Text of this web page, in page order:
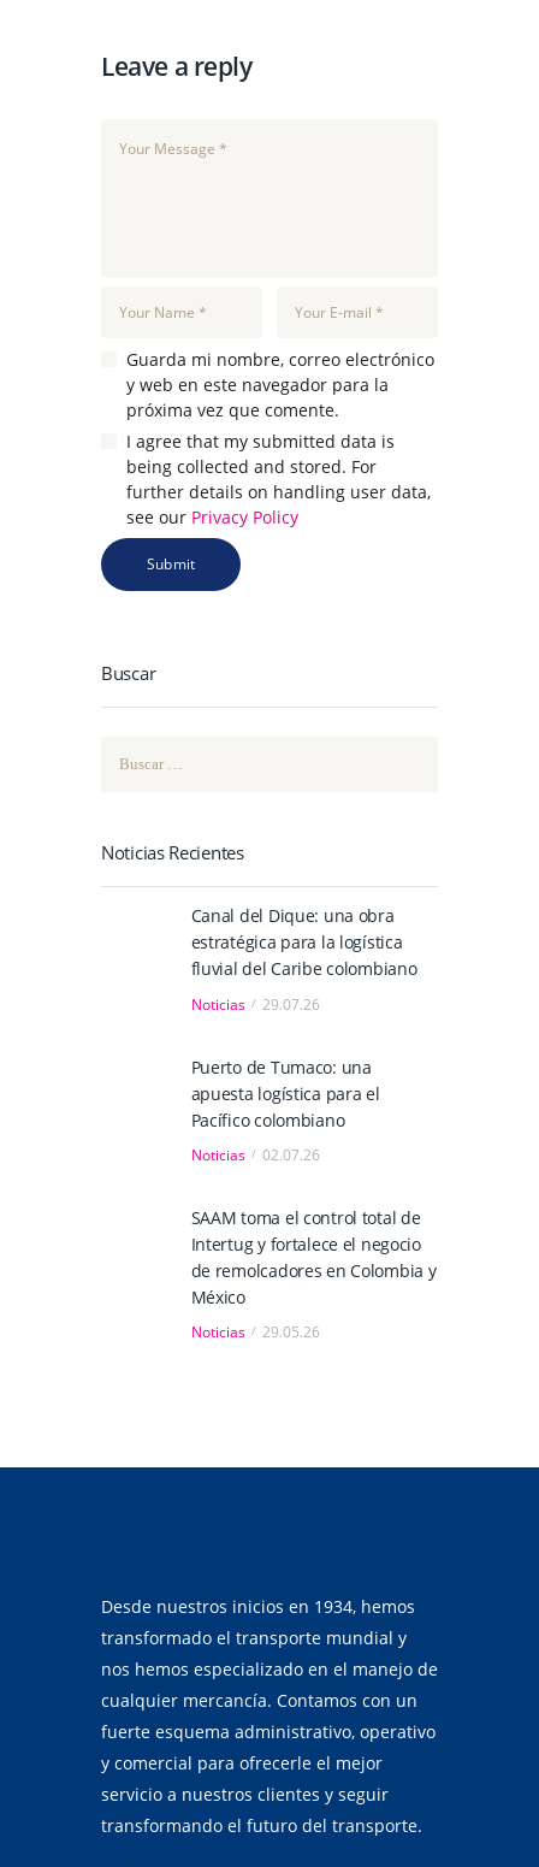
Leave a reply
Guarda mi nombre, correo electrónico
y web en este navegador para la
próxima vez que comente.
I agree that my submitted data is
being collected and stored. For
further details on handling user data,
see our Privacy Policy
Buscar
Noticias Recientes
Canal del Dique: una obra
estratégica para la logística
fluvial del Caribe colombiano
Noticias 29.07.26
Puerto de Tumaco: una
apuesta logística para el
Pacífico colombiano
Noticias 02.07.26
SAAM toma el control total de
Intertug y fortalece el negocio
de remolcadores en Colombia y
México
Noticias 29.05.26
Desde nuestros inicios en 1934, hemos
transformado el transporte mundial y
nos hemos especializado en el manejo de
cualquier mercancía. Contamos con un
fuerte esquema administrativo, operativo
y comercial para ofrecerle el mejor
servicio a nuestros clientes y seguir
transformando el futuro del transporte.